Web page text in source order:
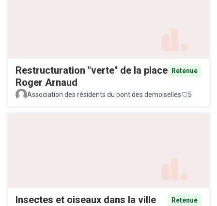
Restructuration "verte" de la place
Roger Arnaud
Retenue
Association des résidents du pont des demoiselles 5
Insectes et oiseaux dans la ville
Retenue